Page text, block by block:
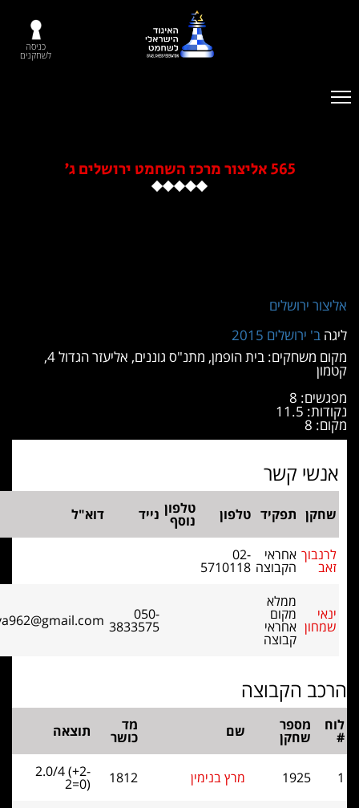
כניסה
לשחקנים
565 אליצור מרכז השחמט ירושלים ג'
ירושלים
ב' ירושלים 2015
מקום משחקים: בית הופמן, מתנ"ס גוננים, אליעזר הגדול 4,
8
11.5
8
אנשי קשר
שחקן תפקיד טלפון טלפון
נוסף נייד דוא"ל
לרנבוך
זאב
אחראי
הקבוצה
02-
5710118
ינאי
שמחון
ממלא
מקום
אחראי
קבוצה
050-
3833575
siya962@gmail.com
הקבוצה
מספר
שחקן שם כושר תוצאה
1925 מרץ בנימין 1812
2.0/4 (+2-
2=0)